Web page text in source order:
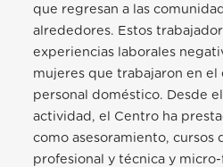
que regresan a las
alrededores. Estos
experiencias laborales
mujeres que trabajaron en el
personal doméstico. Desde
actividad, el Centro ha
como asesoramiento, cursos
profesional y técnica y